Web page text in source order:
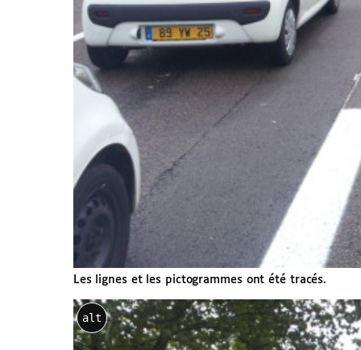
Les lignes et les pictogrammes ont été tracés.
alt